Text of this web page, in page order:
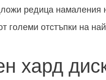
редица намаления
големи отстъпки на
хард